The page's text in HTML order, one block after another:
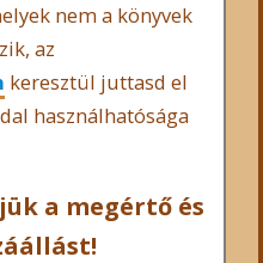
nem a könyvek
az
keresztül juttasd el
használhatósága
a megértő és